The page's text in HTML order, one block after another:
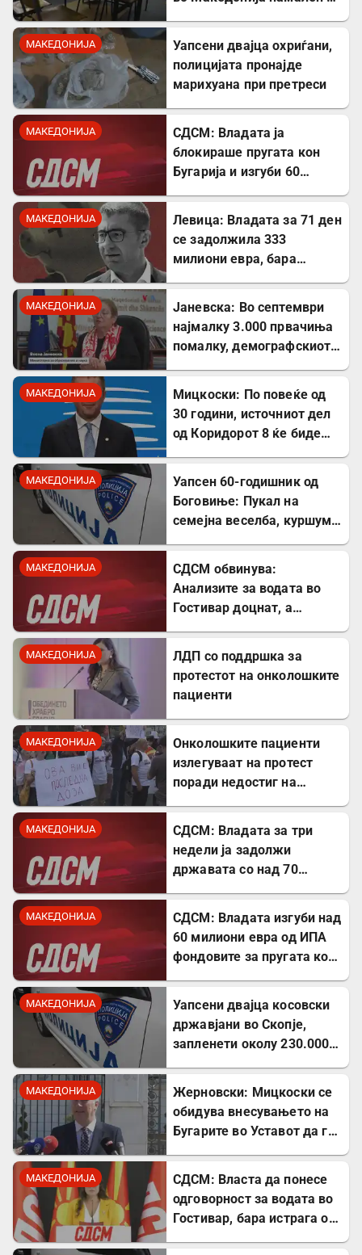
МАКЕДОНИЈА
Уапсени двајца охриѓани,
полицијата пронајде
марихуана при претреси
МАКЕДОНИЈА
СДСМ: Владата ја
блокираше пругата кон
Бугарија и изгуби 60
МАКЕДОНИЈА
Левица: Владата за 71 ден
се задолжила 333
милиони евра, бара
МАКЕДОНИЈА
Јаневска: Во септември
најмалку 3.000 првачиња
помалку, демографскиот
МАКЕДОНИЈА
Мицкоски: По повеќе од
30 години, источниот дел
од Коридорот 8 ќе биде
МАКЕДОНИЈА
Уапсен 60-годишник од
Боговиње: Пукал на
семејна веселба, куршум
МАКЕДОНИЈА
СДСМ обвинува:
Анализите за водата во
Гостивар доцнат, а
МАКЕДОНИЈА
ЛДП со поддршка за
протестот на онколошките
пациенти
МАКЕДОНИЈА
Онколошките пациенти
излегуваат на протест
поради недостиг на
МАКЕДОНИЈА
СДСМ: Владата за три
недели ја задолжи
државата со над 70
МАКЕДОНИЈА
СДСМ: Владата изгуби над
60 милиони евра од ИПА
фондовите за пругата кон
МАКЕДОНИЈА
Уапсени двајца косовски
државјани во Скопје,
запленети околу 230.000
МАКЕДОНИЈА
Жерновски: Мицкоски се
обидува внесувањето на
Бугарите во Уставот да го
МАКЕДОНИЈА
СДСМ: Власта да понесе
одговорност за водата во
Гостивар, бара истрага од